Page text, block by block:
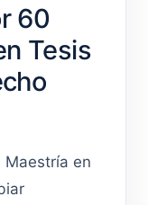
60
Tesis
Maestría en